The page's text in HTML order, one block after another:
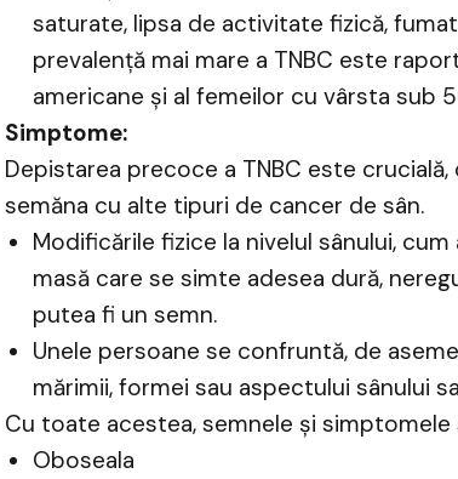
saturate, lipsa de activitate fizică,
prevalență mai mare a TNBC este
americane și al femeilor cu vârsta sub
Simptome:
Depistarea precoce a TNBC este
semăna cu alte tipuri de cancer de sân.
Modificările fizice la nivelul sânului,
masă care se simte adesea dură,
putea fi un semn.
Unele persoane se confruntă, de
mărimii, formei sau aspectului sânului
Cu toate acestea, semnele și
Oboseala